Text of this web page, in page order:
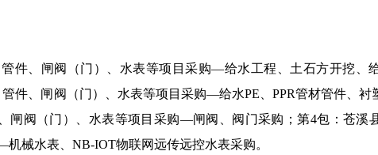
件、闸阀（门）、水表等项目采购—给水工程、土石方开挖、
件、闸阀（门）、水表等项目采购—给水PE PPR管材管件、衬
闸阀（门）、水表等项目采购—闸阀、阀门采购；第4包：苍溪
机械水表、 NB-IOT物联网远传远控水表采购。